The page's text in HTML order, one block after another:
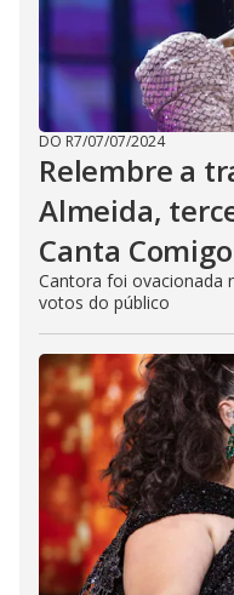
DO R7/07/07/2024
Relembre a
Almeida,
Canta
Cantora foi ovacionada
votos do público